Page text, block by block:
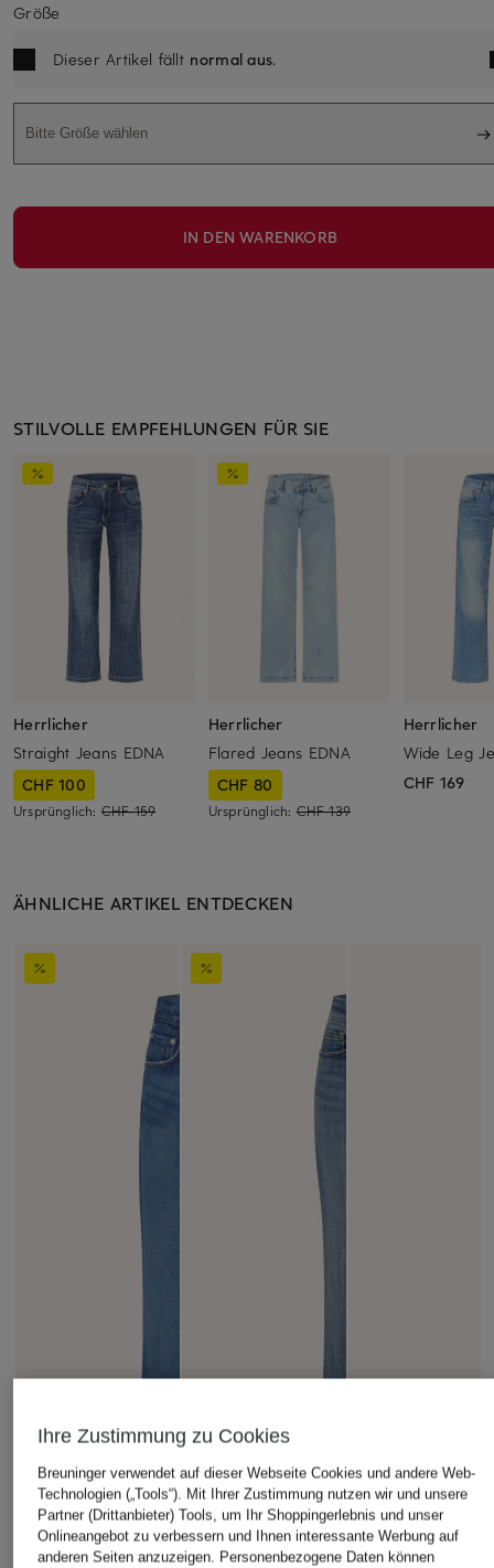
Größe
Dieser Artikel fällt normal aus.
Bitte Größe wählen
IN DEN WARENKORB
STILVOLLE EMPFEHLUNGEN FÜR SIE
Herrlicher
Straight Jeans EDNA
CHF 100
Ursprünglich: CHF 159
Herrlicher
Flared Jeans EDNA
CHF 80
Ursprünglich:CHF 139
Herrlicher
Wide Leg
CHF 169
ÄHNLICHE ARTIKEL ENTDECKEN
Ihre Zustimmung zu Cookies
Breuninger verwendet auf dieser Webseite Cookies und andere Web-
Technologien („Tools“). Mit Ihrer Zustimmung nutzen wir und unsere
Partner (Drittanbieter) Tools, um Ihr Shoppingerlebnis und unser
Onlineangebot zu verbessern und Ihnen interessante Werbung auf
anderen Seiten anzuzeigen. Personenbezogene Daten können